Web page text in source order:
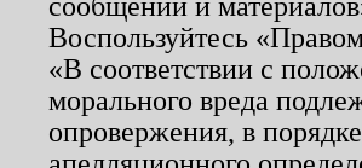
Воспользуйтесь
«В соответствии с
морального вреда
опровержения, в